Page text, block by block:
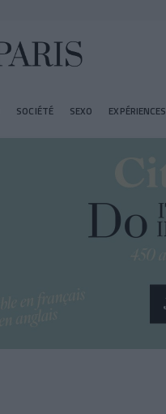
SOCIÉTÉ SEXO EXPÉRIENCES